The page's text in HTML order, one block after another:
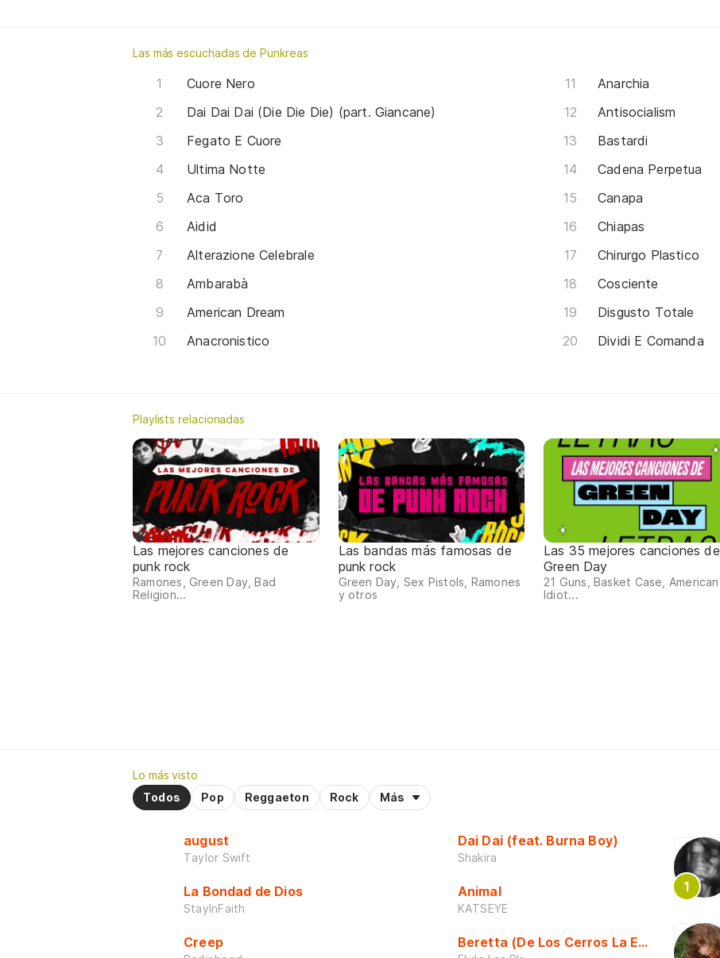
Las más escuchadas de Punkreas
Cuore Nero
Dai Dai Dai (Die Die Die) (part. Giancane)
Fegato E Cuore
Ultima Notte
Aca Toro
Aidid
Alterazione Celebrale
Ambarabà
American Dream
Anacronistico
Anarchia
Antisocialism
Bastardi
Cadena Perpetua
Canapa
Chiapas
Chirurgo Plastico
Cosciente
Disgusto Totale
Dividi E Comanda
Playlists relacionadas
Las mejores canciones de
punk rock
Ramones, Green Day, Bad
Religion...
Las bandas más famosas de
punk rock
Green Day, Sex Pistols, Ramones
y otros
Las 35 mejores canciones de
Green Day
21 Guns, Basket Case, American
Idiot...
Lo más visto
Todos
Pop Reggaeton Rock Más
august
Taylor Swift
La Bondad de Dios
StayInFaith
Creep
Dai Dai (feat. Burna Boy)
Shakira
Animal
KATSEYE
Beretta (De Los Cerros La Escuela)